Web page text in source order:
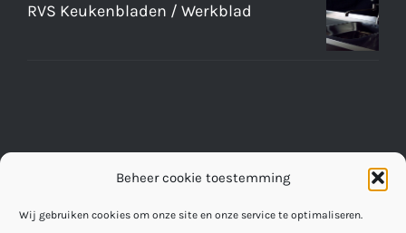
Beheer cookie toestemming
Wij gebruiken cookies om onze site en onze service te optimaliseren.
RVS Keukenbladen / Werkblad